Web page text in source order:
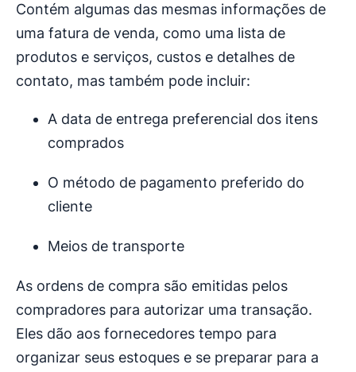
Contém algumas das mesmas informações de
uma fatura de venda, como uma lista de
produtos e serviços, custos e detalhes de
contato, mas também pode incluir:
A data de entrega preferencial dos itens
comprados
O método de pagamento preferido do
cliente
Meios de transporte
As ordens de compra são emitidas pelos
compradores para autorizar uma transação.
Eles dão aos fornecedores tempo para
organizar seus estoques e se preparar para a